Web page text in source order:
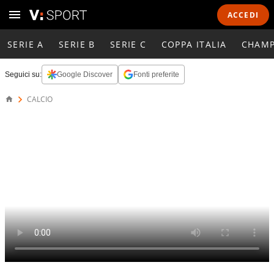
ACCEDI
SERIE A SERIE B SERIE C COPPA ITALIA
Seguici su: Google Discover Fonti preferite
CALCIO